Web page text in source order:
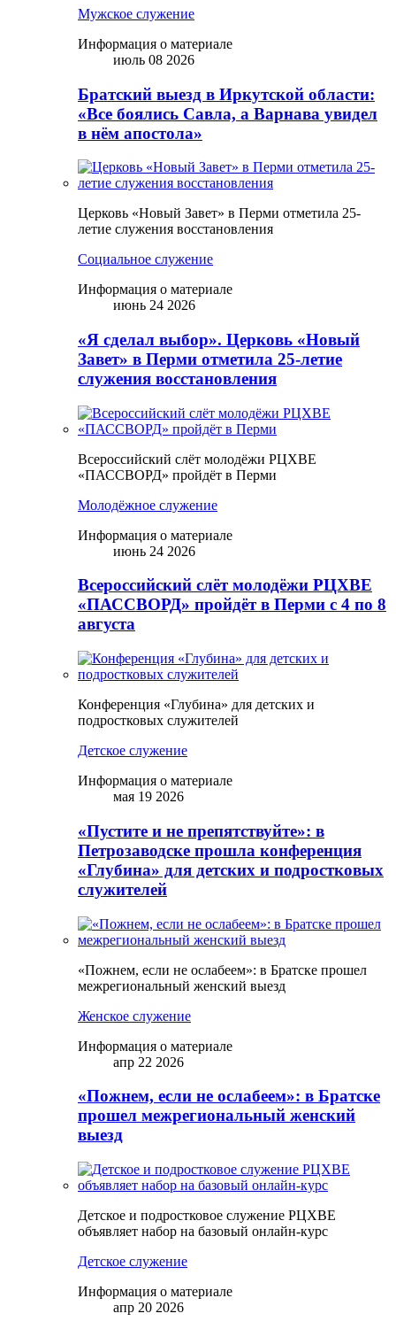
Мужское служение
Информация о материале
июль 08 2026
Братский выезд в Иркутской области:
«Все боялись Савла, а Варнава увидел
в нём апостола»
Церковь «Новый Завет» в Перми отметила 25-
летие служения восстановления
Социальное служение
Информация о материале
июнь 24 2026
«Я сделал выбор». Церковь «Новый
Завет» в Перми отметила 25-летие
служения восстановления
Всероссийский слёт молодёжи РЦХВЕ
«ПАССВОРД» пройдёт в Перми
Молодёжное служение
Информация о материале
июнь 24 2026
Всероссийский слёт молодёжи РЦХВЕ
«ПАССВОРД» пройдёт в Перми с 4 по 8
августа
Конференция «Глубина» для детских и
подростковых служителей
Детское служение
Информация о материале
мая 19 2026
«Пустите и не препятствуйте»: в
Петрозаводске прошла конференция
«Глубина» для детских и подростковых
служителей
«Пожнем, если не ослабеем»: в Братске прошел
межрегиональный женский выезд
Женское служение
Информация о материале
апр 22 2026
«Пожнем, если не ослабеем»: в Братске
прошел межрегиональный женский
выезд
Детское и подростковое служение РЦХВЕ
объявляет набор на базовый онлайн-курс
Детское служение
Информация о материале
апр 20 2026